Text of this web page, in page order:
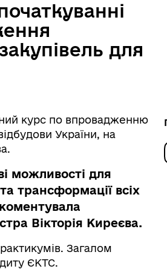
для
курс по впровадженню
України, на
можливості для
трансформації всіх
Вікторія Киреєва.
Загалом
ЄКТС.